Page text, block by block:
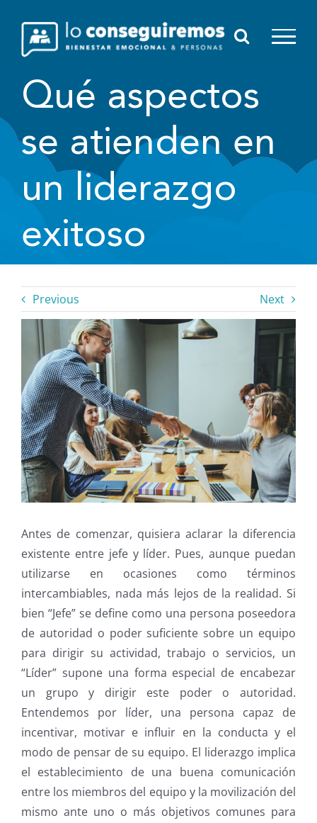
contenido
Qué aspectos
se atienden en
un liderazgo
exitoso
Previous Next
Antes de comenzar, quisiera aclarar la diferencia
existente entre jefe y líder. Pues, aunque puedan
utilizarse en ocasiones como términos
intercambiables, nada más lejos de la realidad. Si
bien “Jefe” se define como una persona poseedora
de autoridad o poder suficiente sobre un equipo
para dirigir su actividad, trabajo o servicios, un
“Líder” supone una forma especial de encabezar
un grupo y dirigir este poder o autoridad.
Entendemos por líder, una persona capaz de
incentivar, motivar e influir en la conducta y el
modo de pensar de su equipo. El liderazgo implica
el establecimiento de una buena comunicación
entre los miembros del equipo y la movilización del
mismo ante uno o más objetivos comunes para